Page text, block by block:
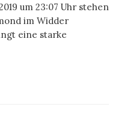
um 23:07 Uhr stehen
im Widder
eine starke